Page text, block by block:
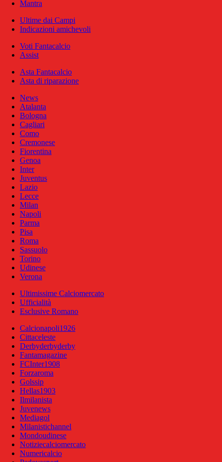
Mantra
Ultime dai Campi
Indicazioni amichevoli
Voti Fantacalcio
Assist
Asta Fantacalcio
Asta di riparazione
News
Atalanta
Bologna
Cagliari
Como
Cremonese
Fiorentina
Genoa
Inter
Juventus
Lazio
Lecce
Milan
Napoli
Parma
Pisa
Roma
Sassuolo
Torino
Udinese
Verona
Ultimissime Calciomercato
Ufficialità
Esclusive Romano
Calcionapoli1926
Cittaceleste
Derbyderbyderby
Fantamagazine
FCInter1908
Forzaroma
Golssip
Hellas1903
Ilmilanista
Juvenews
Mediagol
Milanistichannel
Mondoudinese
Notiziecalciomercato
Numericalcio